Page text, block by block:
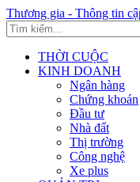
Thương gia - Thông tin
THỜI CUỘC
KINH DOANH
Ngân hàng
Chứng khoán
Đầu tư
Nhà đất
Thị trường
Công nghệ
Xe plus